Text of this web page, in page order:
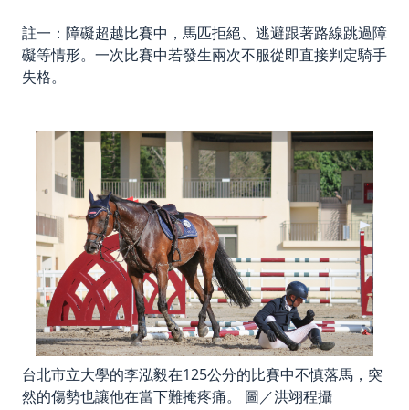
註一：障礙超越比賽中，馬匹拒絕、逃避跟著路線跳過障
礙等情形。一次比賽中若發生兩次不服從即直接判定騎手
失格。
台北市立大學的李泓毅在125公分的比賽中不慎落馬，突
然的傷勢也讓他在當下難掩疼痛。 圖／洪翊程攝